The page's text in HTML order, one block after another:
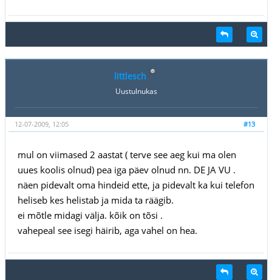
littlesch
Uustulnukas
#13
12-07-2009, 12:05
mul on viimased 2 aastat ( terve see aeg kui ma olen
uues koolis olnud) pea iga päev olnud nn. DE JA VU .
näen pidevalt oma hindeid ette, ja pidevalt ka kui telefon
heliseb kes helistab ja mida ta räägib.
ei mõtle midagi välja. kõik on tõsi .
vahepeal see isegi häirib, aga vahel on hea.